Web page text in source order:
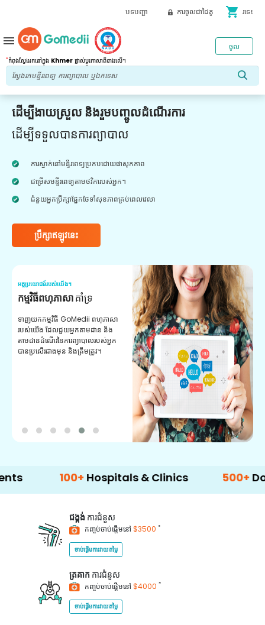
បទបញ្ជា ការចូលជាដៃគូ shopping_cart រទេះ
*កំពុងស្វែងរកនៅក្នុង Khmer ផ្លាស់ប្តូរភាសាពីខាងលើ។
ចូល
menu
ដើម្បីងាយស្រួល និងរួមបញ្ចូលដំណើរការ
ដើម្បីទទួលបានការព្យាបាល
ការស្នាក់នៅមន្ទីរពេទ្យប្រកបដោយផាសុកភាព
ជម្រើសមន្ទីរពេទ្យតាមថវិការបស់អ្នក។
ជំនួយអ្នកប្រឹក្សាផ្នែកថែទាំសុខភាពគ្រប់ពេលវេលា
ប្រឹក្សាឥឡូវនេះ
អត្ថប្រយោជន៍របស់យើង។
កម្មវិធីពហុភាសាគាំទ្រ
ទាញយកកម្មវិធី GoMedii ពហុភាសា
របស់យើង ដែលជួយអ្នកតាមដាន និង
តាមដានដំណើរនៃការព្យាបាលរបស់អ្នក
បានប្រសើរជាងមុន និងត្រឹមត្រូវ។
100+ Hospitals & Clinics 500+ Doctors
ជង្គង់ ការជំនួស
កញ្ចប់ចាប់ផ្តើមនៅ $3500 *
ចាប់ផ្តើមការវាយតម្លៃ
ត្រគាក ការជំនួស
កញ្ចប់ចាប់ផ្តើមនៅ $4000 *
ចាប់ផ្តើមការវាយតម្លៃ